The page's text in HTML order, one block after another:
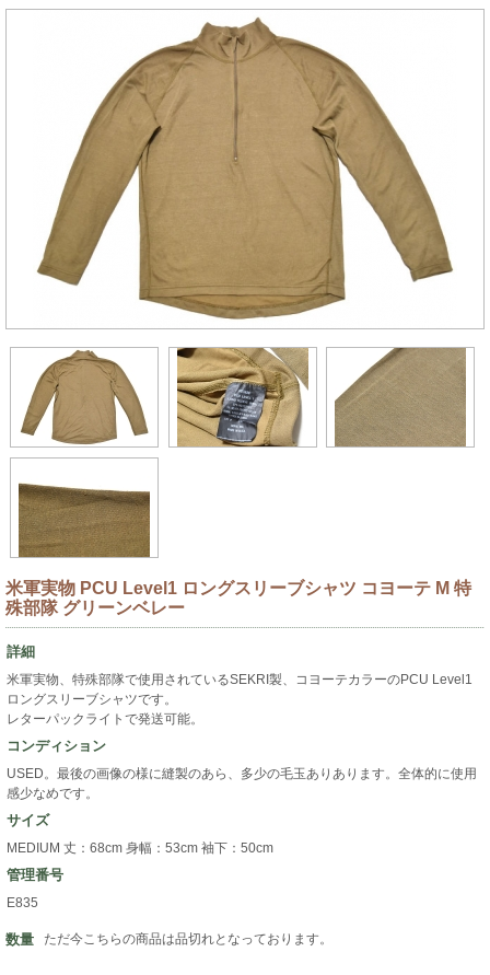
米軍実物 PCU Level1 ロングスリーブシャツ コヨーテ M 特
殊部隊 グリーンベレー
詳細
米軍実物、特殊部隊で使用されているSEKRI製、コヨーテカラーのPCU Level1
ロングスリーブシャツです。
レターパックライトで発送可能。
コンディション
USED。最後の画像の様に縫製のあら、多少の毛玉ありあります。全体的に使用
感少なめです。
サイズ
MEDIUM 丈：68cm 身幅：53cm 袖下：50cm
管理番号
E835
数量 ただ今こちらの商品は品切れとなっております。